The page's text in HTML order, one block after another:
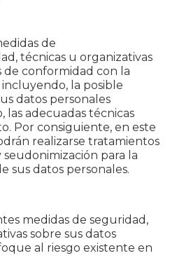
de
técnicas u organizativas
conformidad con la
la posible
datos personales
las adecuadas técnicas
Por consiguiente, en este
realizarse tratamientos
para la
sus datos personales.
medidas de seguridad,
sobre sus datos
al riesgo existente en